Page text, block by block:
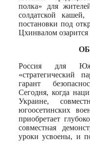
полка» для
солдатской кашей,
постановки под
Цхинвалом
Россия для
«стратегический
гарант
Сегодня, когда
Украине,
югоосетинских
приобретает
совместная
уроки усвоены, и